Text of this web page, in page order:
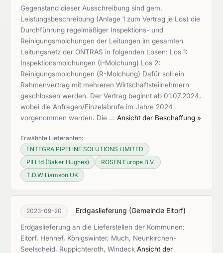
Gegenstand dieser Ausschreibung sind gem.
Leistungsbeschreibung (Anlage 1 zum Vertrag je Los) die
Durchführung regelmäßiger Inspektions- und
Reinigungsmolchungen der Leitungen im gesamten
Leitungsnetz der ONTRAS in folgenden Losen: Los 1:
Inspektionsmolchungen (I-Molchung) Los 2:
Reinigungsmolchungen (R-Molchung) Dafür soll ein
Rahmenvertrag mit mehreren Wirtschaftsteilnehmern
geschlossen werden. Der Vertrag beginnt ab 01.07.2024,
wobei die Anfragen/Einzelabrufe im Jahre 2024
vorgenommen werden. Die … Ansicht der Beschaffung »
Erwähnte Lieferanten:
ENTEGRA PIPELINE SOLUTIONS LIMITED
PII Ltd (Baker Hughes)
ROSEN Europe B.V.
T.D.Williamson UK
2023-09-20 Erdgaslieferung (Gemeinde Eitorf)
Erdgaslieferung an die Lieferstellen der Kommunen:
Eitorf, Hennef, Königswinter, Much, Neunkirchen-
Seelscheid, Ruppichteroth, Windeck Ansicht der